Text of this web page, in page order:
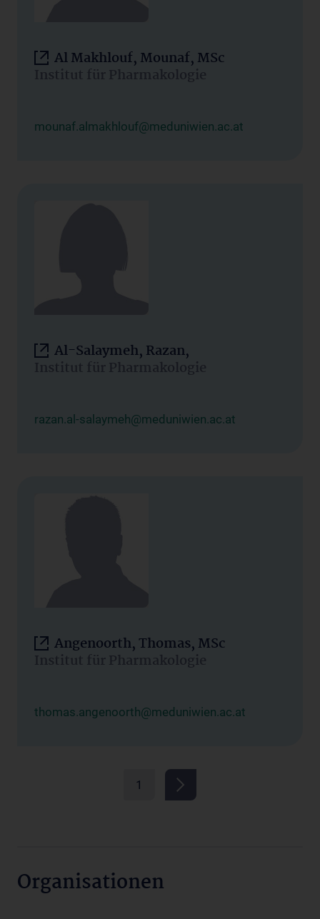
Al Makhlouf, Mounaf, MSc
Institut für Pharmakologie
mounaf.almakhlouf@meduniwien.ac.at
Al-Salaymeh, Razan,
Institut für Pharmakologie
razan.al-salaymeh@meduniwien.ac.at
Angenoorth, Thomas, MSc
Institut für Pharmakologie
thomas.angenoorth@meduniwien.ac.at
1
Organisationen